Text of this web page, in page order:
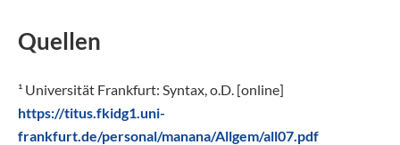
Quellen
¹ Universität Frankfurt: Syntax, o.D. [online]
https://titus.fkidg1.uni-
frankfurt.de/personal/manana/Allgem/all07.pdf